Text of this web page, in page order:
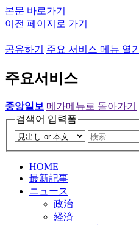
본문 바로가기
이전 페이지로 가기
공유하기 주요 서비스 메뉴 열기
주요서비스
중앙일보 메가메뉴로 돌아가기
검색어 입력폼
HOME
最新記事
ニュース
政治
経済